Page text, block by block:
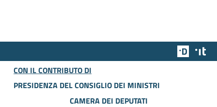
Team
CON IL CONTRIBUTO DI
PRESIDENZA DEL CONSIGLIO DEI MINISTRI
CAMERA DEI DEPUTATI